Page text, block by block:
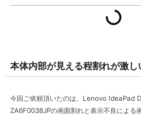
本体内部が見える程割れが激
今回ご依頼頂いたのは、Lenovo IdeaPad
ZA6F0038JPの画面割れと表示不良による